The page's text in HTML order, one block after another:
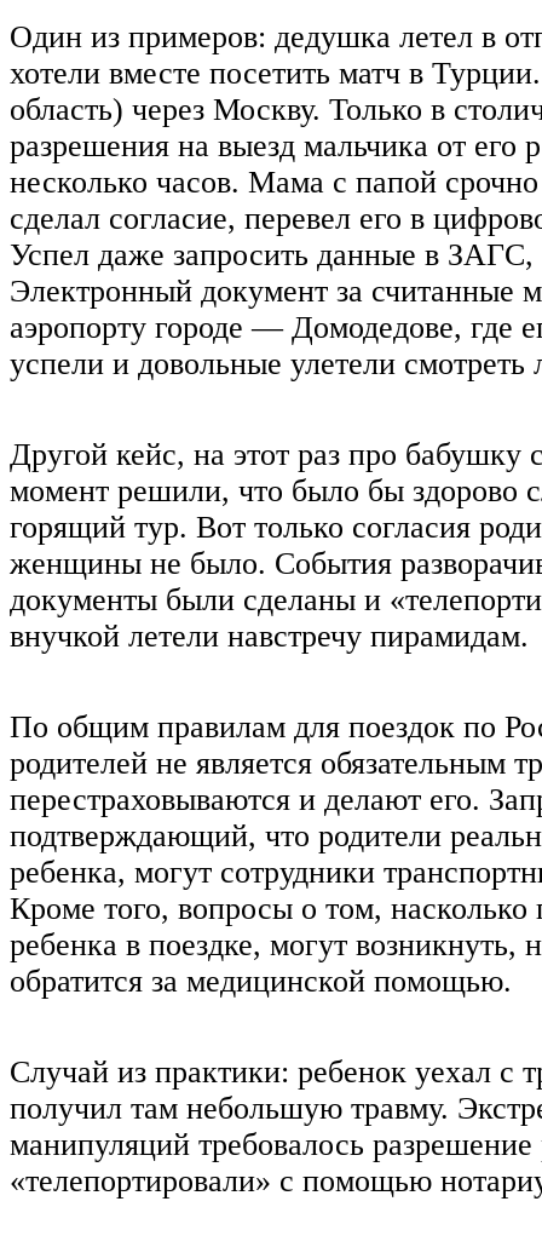
Один из примеров: дедушка летел в
хотели вместе посетить матч в
область) через Москву. Только в
разрешения на выезд мальчика от его
несколько часов. Мама с папой
сделал согласие, перевел его в
Успел даже запросить данные в
Электронный документ за считанные
аэропорту городе — Домодедове, где
успели и довольные улетели
Другой кейс, на этот раз про
момент решили, что было бы здорово
горящий тур. Вот только согласия
женщины не было. События
документы были сделаны и
внучкой летели навстречу пирамидам.
По общим правилам для поездок по
родителей не является обязательным
перестраховываются и делают его.
подтверждающий, что родители
ребенка, могут сотрудники
Кроме того, вопросы о том,
ребенка в поездке, могут
обратится за медицинской помощью.
Случай из практики: ребенок уехал с
получил там небольшую травму.
манипуляций требовалось разрешение
«телепортировали» с помощью